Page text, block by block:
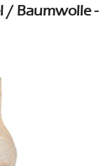
/ Baumwolle -